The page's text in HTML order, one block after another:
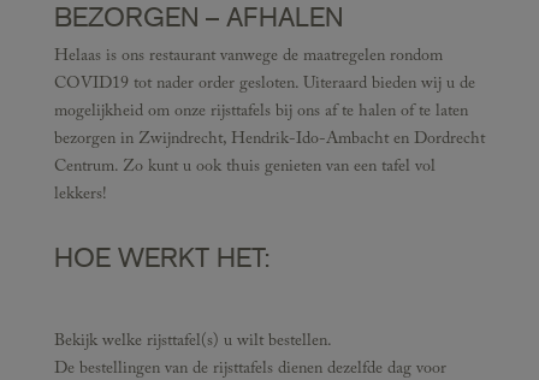
BEZORGEN – AFHALEN
Helaas is ons restaurant vanwege de maatregelen rondom
COVID19 tot nader order gesloten. Uiteraard bieden wij u de
mogelijkheid om onze rijsttafels bij ons af te halen of te laten
bezorgen in Zwijndrecht, Hendrik-Ido-Ambacht en Dordrecht
Centrum. Zo kunt u ook thuis genieten van een tafel vol
lekkers!
HOE WERKT HET:
Bekijk welke rijsttafel(s) u wilt bestellen.
De bestellingen van de rijsttafels dienen dezelfde dag voor